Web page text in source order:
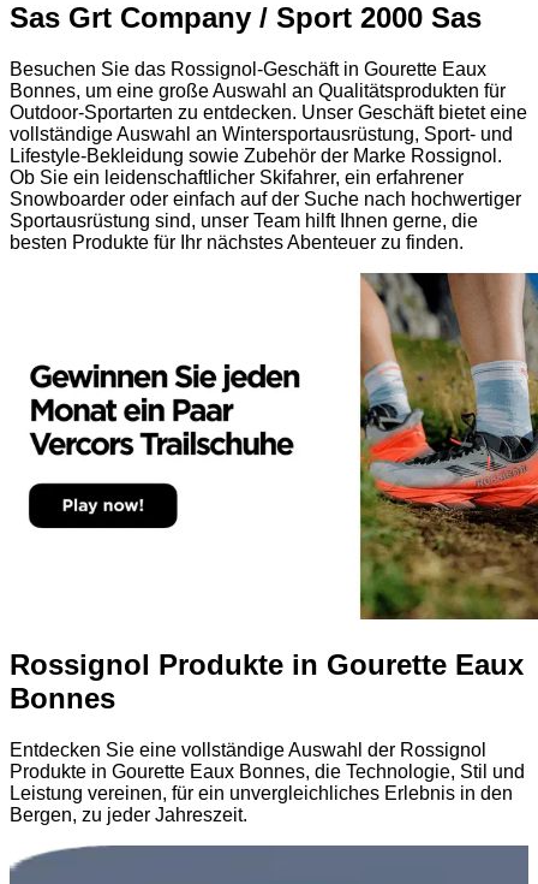
Sas Grt Company / Sport 2000 Sas
Besuchen Sie das Rossignol-Geschäft in Gourette Eaux
Bonnes, um eine große Auswahl an Qualitätsprodukten für
Outdoor-Sportarten zu entdecken. Unser Geschäft bietet eine
vollständige Auswahl an Wintersportausrüstung, Sport- und
Lifestyle-Bekleidung sowie Zubehör der Marke Rossignol.
Ob Sie ein leidenschaftlicher Skifahrer, ein erfahrener
Snowboarder oder einfach auf der Suche nach hochwertiger
Sportausrüstung sind, unser Team hilft Ihnen gerne, die
besten Produkte für Ihr nächstes Abenteuer zu finden.
Rossignol Produkte in Gourette Eaux
Bonnes
Entdecken Sie eine vollständige Auswahl der Rossignol
Produkte in Gourette Eaux Bonnes, die Technologie, Stil und
Leistung vereinen, für ein unvergleichliches Erlebnis in den
Bergen, zu jeder Jahreszeit.